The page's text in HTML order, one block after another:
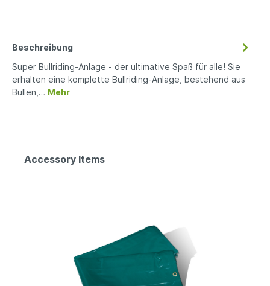
Beschreibung
Super Bullriding-Anlage - der ultimative Spaß für alle! Sie
erhalten eine komplette Bullriding-Anlage, bestehend aus
Bullen,… Mehr
Accessory Items